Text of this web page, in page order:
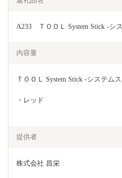
A233　ＴＯＯＬ System Stick -シ
内容量
ＴＯＯＬ System Stick -システム
・レッド
提供者
株式会社 昌栄